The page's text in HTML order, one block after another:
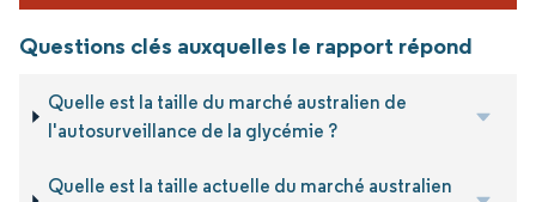
Questions clés auxquelles le rapport répond
Quelle est la taille du marché australien de
l'autosurveillance de la glycémie ?
Quelle est la taille actuelle du marché australien